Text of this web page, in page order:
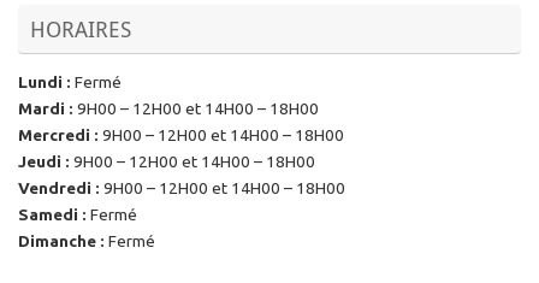
HORAIRES
Lundi : Fermé
Mardi : 9H00 – 12H00 et 14H00 – 18H00
Mercredi : 9H00 – 12H00 et 14H00 – 18H00
Jeudi : 9H00 – 12H00 et 14H00 – 18H00
Vendredi : 9H00 – 12H00 et 14H00 – 18H00
Samedi : Fermé
Dimanche : Fermé